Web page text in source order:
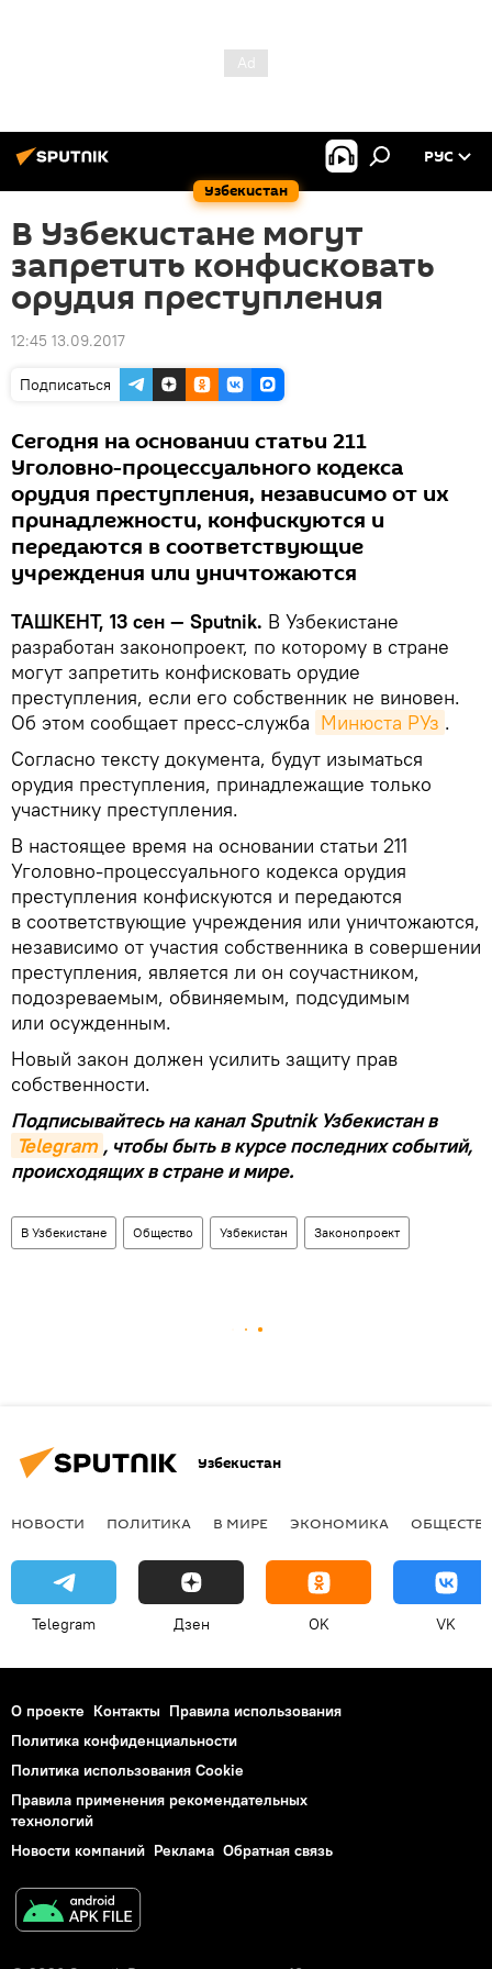
Узбекистан
РУС
В Узбекистане могут
запретить конфисковать
орудия преступления
12:45 13.09.2017
Подписаться
Сегодня на основании статьи 211
Уголовно-процессуального кодекса
орудия преступления, независимо от их
принадлежности, конфискуются и
передаются в соответствующие
учреждения или уничтожаются
ТАШКЕНТ, 13 сен — Sputnik. В Узбекистане
разработан законопроект, по которому в стране
могут запретить конфисковать орудие
преступления, если его собственник не виновен.
Об этом сообщает пресс-служба Минюста РУз .
Согласно тексту документа, будут изыматься
орудия преступления, принадлежащие только
участнику преступления.
В настоящее время на основании статьи 211
Уголовно-процессуального кодекса орудия
преступления конфискуются и передаются
в соответствующие учреждения или уничтожаются,
независимо от участия собственника в совершении
преступления, является ли он соучастником,
подозреваемым, обвиняемым, подсудимым
или осужденным.
Новый закон должен усилить защиту прав
собственности.
Подписывайтесь на канал Sputnik Узбекистан в
Telegram , чтобы быть в курсе последних событий,
происходящих в стране и мире.
В Узбекистане Общество Узбекистан Законопроект
Узбекистан
НОВОСТИ ПОЛИТИКА В МИРЕ ЭКОНОМИКА
Telegram Дзен OK VK
О проекте Контакты Правила использования
Политика конфиденциальности
Политика использования Cookie
Правила применения рекомендательных
технологий
Новости компаний Реклама Обратная связь